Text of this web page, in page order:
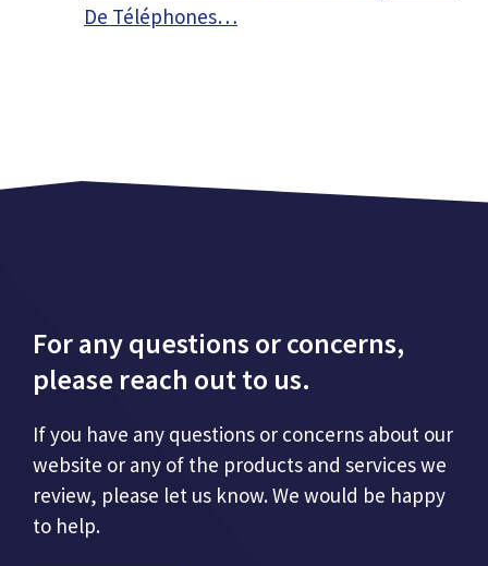
De Téléphones…
For any questions or concerns,
please reach out to us.
If you have any questions or concerns about our
website or any of the products and services we
review, please let us know. We would be happy
to help.